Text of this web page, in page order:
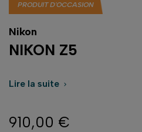
PRODUIT D'OCCASION
Nikon
NIKON Z5
Lire la suite 
910,00 €